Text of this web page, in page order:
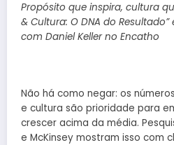
Propósito que inspira, cultura
& Cultura: O DNA do
com Daniel Keller no Encatho
Não há como negar: os
e cultura são prioridade para
crescer acima da média.
e McKinsey mostram isso com